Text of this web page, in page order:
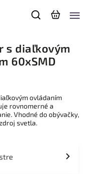
s diaľkovým
60xSMD
ovládaním
rovnomerné a
Vhodné do obývačky,
svetla.